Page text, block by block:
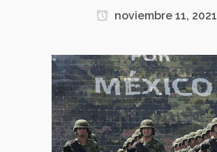
noviembre 11, 2021